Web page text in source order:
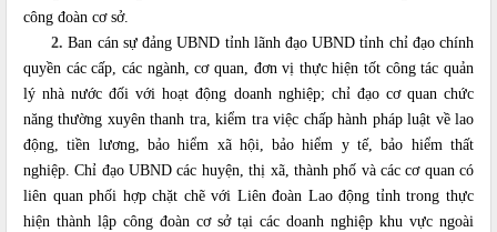
công đoàn cơ sở.
2. Ban cán sự đảng UBND tỉnh lãnh đạo UBND tỉnh chỉ đạo chính
quyền các cấp, các ngành, cơ quan, đơn vị thực hiện tốt công tác quản
lý nhà nước đối với hoạt động doanh nghiệp; chỉ đạo cơ quan chức
năng thường xuyên thanh tra, kiểm tra việc chấp hành pháp luật về lao
động, tiền lương, bảo hiểm xã hội, bảo hiểm y tế, bảo hiểm thất
nghiệp. Chỉ đạoUBND các huyện, thị xã, thành phố và các cơ quan có
liên quan phối hợp chặt chẽ với Liên đoàn Lao động tỉnh trong thực
hiện thành lập công đoàn cơ sở tại các doanh nghiệp khu vực ngoài